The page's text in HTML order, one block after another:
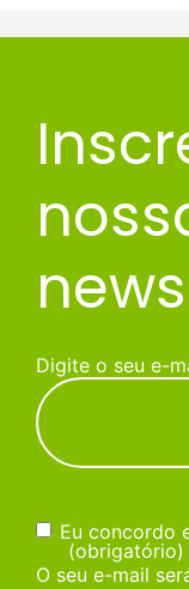
Digite o seu e-
Consentimento
Eu concordo
(obrigatório)
O seu e-mail